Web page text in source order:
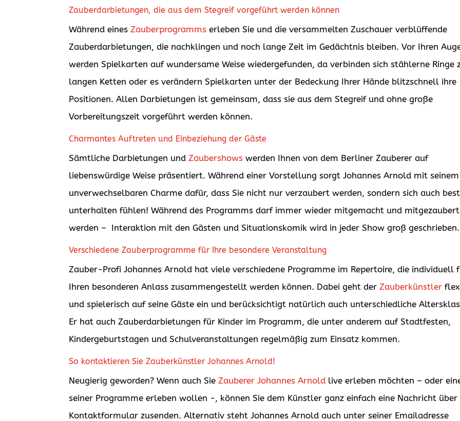
Zauberdarbietungen, die aus dem Stegreif vorgeführt werden können
Während einesZauberprogramms erleben Sie und die versammelten Zuschauer verblüffende
Zauberdarbietungen, die nachklingen und noch lange Zeit im Gedächtnis bleiben. Vor Ihren
werden Spielkarten auf wundersame Weise wiedergefunden, da verbinden sich stählerne Ringe
langen Ketten oder es verändern Spielkarten unter der Bedeckung Ihrer Hände blitzschnell ihre
Positionen. Allen Darbietungen ist gemeinsam, dass sie aus dem Stegreif und ohne große
Vorbereitungszeit vorgeführt werden können.
Charmantes Auftreten und Einbeziehung der Gäste
Sämtliche Darbietungen undZaubershows werden Ihnen von dem Berliner Zauberer auf
liebenswürdige Weise präsentiert. Während einer Vorstellung sorgt Johannes Arnold mit seinem
unverwechselbaren Charme dafür, dass Sie nicht nur verzaubert werden, sondern sich auch
unterhalten fühlen! Während des Programms darf immer wieder mitgemacht und mitgezaubert
werden – Interaktion mit den Gästen und Situationskomik wird in jeder Show groß geschrieben.
Verschiedene Zauberprogramme für Ihre besondere Veranstaltung
Zauber-Profi Johannes Arnold hat viele verschiedene Programme im Repertoire, die individuell
Ihren besonderen Anlass zusammengestellt werden können. Dabei geht derZauberkünstler
und spielerisch auf seine Gäste ein und berücksichtigt natürlich auch unterschiedliche
Er hat auch Zauberdarbietungen für Kinder im Programm, die unter anderem auf Stadtfesten,
Kindergeburtstagen und Schulveranstaltungen regelmäßig zum Einsatz kommen.
So kontaktieren Sie Zauberkünstler Johannes Arnold!
Neugierig geworden? Wenn auch SieZauberer Johannes Arnold live erleben möchten – oder
seiner Programme erleben wollen -, können Sie dem Künstler ganz einfach eine Nachricht über
Kontaktformular zusenden. Alternativ steht Johannes Arnold auch unter seiner Emailadresse